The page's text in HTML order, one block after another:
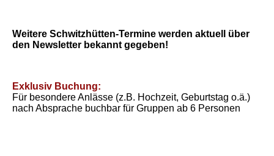
Weitere Schwitzhütten-Termine werden aktuell über
den Newsletter bekannt gegeben!
Exklusiv Buchung:
Für besondere Anlässe (z.B. Hochzeit, Geburtstag o.ä.)
nach Absprache buchbar für Gruppen ab 6 Personen